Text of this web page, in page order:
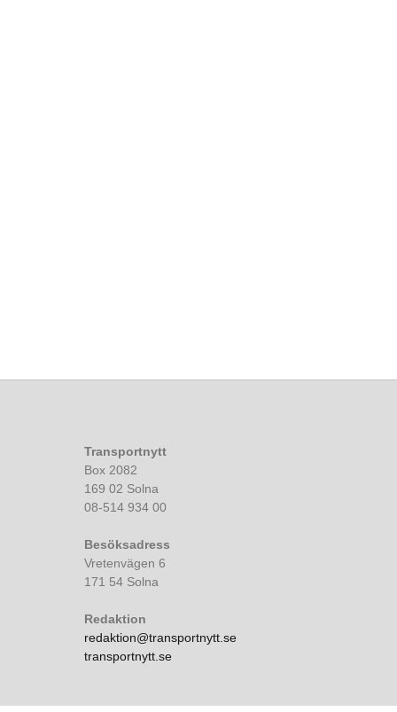
Transportnytt
Box 2082
169 02 Solna
08-514 934 00
Besöksadress
Vretenvägen 6
171 54 Solna
Redaktion
redaktion@transportnytt.se
transportnytt.se